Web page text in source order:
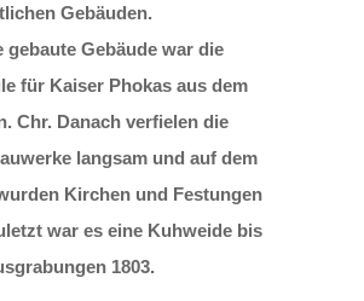
Gebäuden.
gebaute Gebäude war die
für Kaiser Phokas aus dem
Chr. Danach verfielen die
langsam und auf dem
Kirchen und Festungen
war es eine Kuhweide bis
1803.